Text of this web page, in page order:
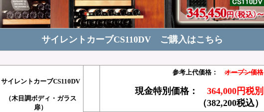
サイレントカーブCS110DV ご購入はこちら
サイレントカーブCS110DV
（木目調ボディ・ガラス
扉）
参考上代価格： オープン価格
現金特別価格： 364,000円税別
（382,200税込）